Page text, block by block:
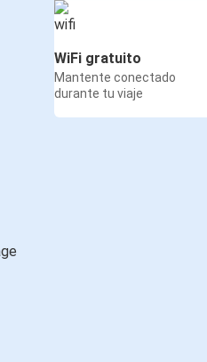
WiFi gratuito
Mantente conectado
durante tu viaje